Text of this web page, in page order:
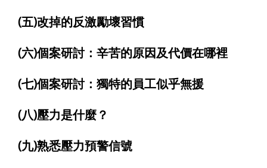
(五)改掉的反激勵壞習慣
(六)個案研討：辛苦的原因及代價在哪裡
(七)個案研討：獨特的員工似乎無援
(八)壓力是什麼？
(九)熟悉壓力預警信號